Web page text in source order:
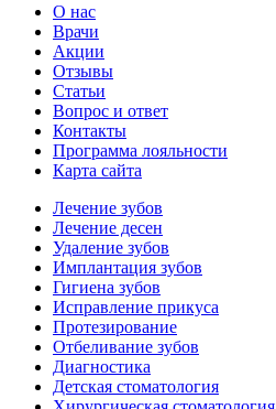
О нас
Врачи
Акции
Отзывы
Статьи
Вопрос и ответ
Контакты
Программа лояльности
Карта сайта
Лечение зубов
Лечение десен
Удаление зубов
Имплантация зубов
Гигиена зубов
Исправление прикуса
Протезирование
Отбеливание зубов
Диагностика
Детская стоматология